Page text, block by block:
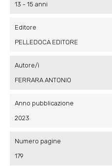
13 - 15 anni
Editore
PELLEDOCA EDITORE
Autore/i
FERRARA ANTONIO
Anno pubblicazione
2023
Numero pagine
179